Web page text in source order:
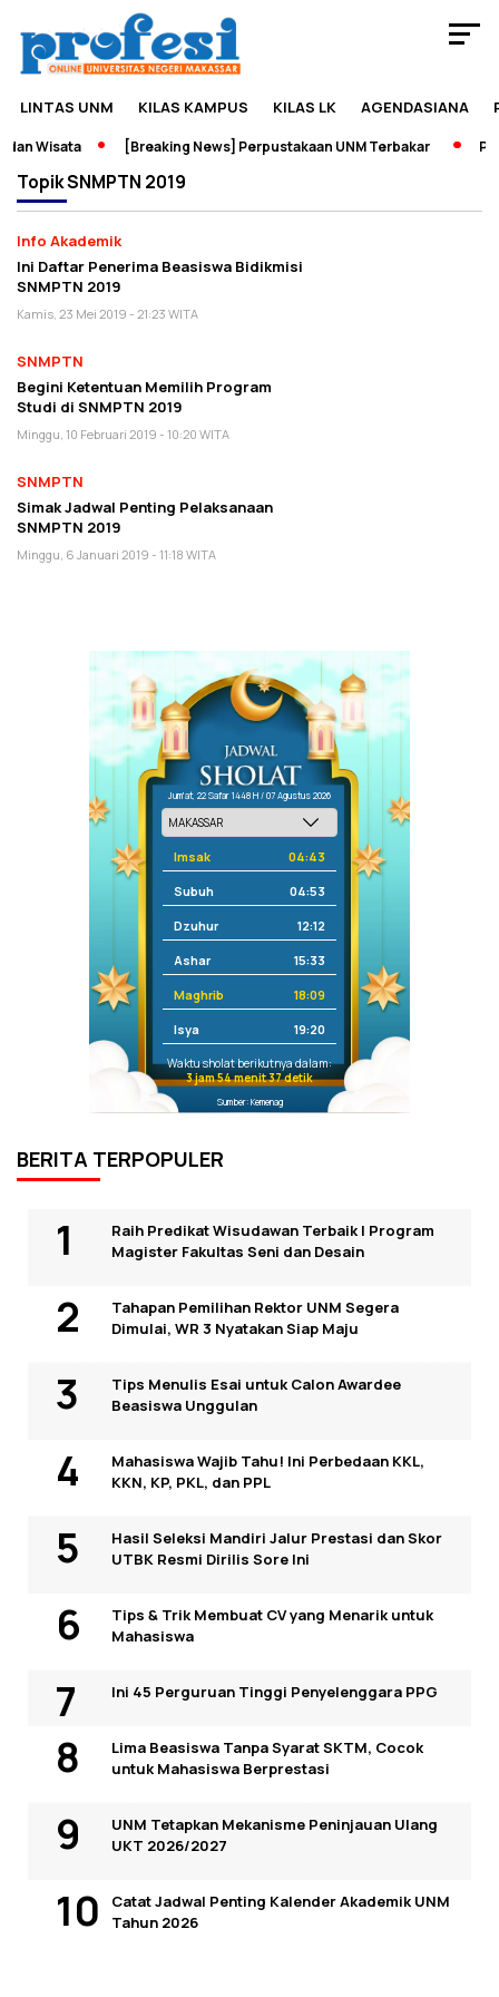
LINTAS UNM KILAS KAMPUS KILAS LK AGENDASIANA
Wisata [Breaking News] Perpustakaan UNM Terbakar
TopikSNMPTN 2019
Info Akademik
Ini Daftar Penerima Beasiswa Bidikmisi
SNMPTN 2019
Kamis, 23 Mei 2019 - 21:23 WITA
SNMPTN
Begini Ketentuan Memilih Program
Studi di SNMPTN 2019
Minggu, 10 Februari 2019 - 10:20 WITA
SNMPTN
Simak Jadwal Penting Pelaksanaan
SNMPTN 2019
Minggu, 6 Januari 2019 - 11:18 WITA
Jum'at, 22 Safar 1448 H / 07 Agustus 2026
Imsak 04:43
Subuh 04:53
Dzuhur 12:12
Ashar 15:33
Maghrib 18:09
Isya 19:20
Waktu sholat berikutnya dalam:
3 jam 54 menit 37 detik
Sumber: Kemenag
BERITA TERPOPULER
Raih Predikat Wisudawan Terbaik I Program
Magister Fakultas Seni dan Desain
Tahapan Pemilihan Rektor UNM Segera
Dimulai, WR 3 Nyatakan Siap Maju
Tips Menulis Esai untuk Calon Awardee
Beasiswa Unggulan
Mahasiswa Wajib Tahu! Ini Perbedaan KKL,
KKN, KP, PKL, dan PPL
Hasil Seleksi Mandiri Jalur Prestasi dan Skor
UTBK Resmi Dirilis Sore Ini
Tips & Trik Membuat CV yang Menarik untuk
Mahasiswa
Ini 45 Perguruan Tinggi Penyelenggara PPG
Lima Beasiswa Tanpa Syarat SKTM, Cocok
untuk Mahasiswa Berprestasi
UNM Tetapkan Mekanisme Peninjauan Ulang
UKT 2026/2027
Catat Jadwal Penting Kalender Akademik UNM
Tahun 2026